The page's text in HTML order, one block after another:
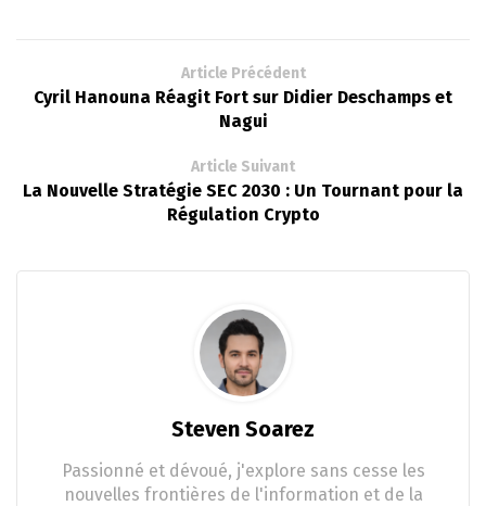
Article Précédent
Cyril Hanouna Réagit Fort sur Didier Deschamps et
Nagui
Article Suivant
La Nouvelle Stratégie SEC 2030 : Un Tournant pour la
Régulation Crypto
Steven Soarez
Passionné et dévoué, j'explore sans cesse les
nouvelles frontières de l'information et de la